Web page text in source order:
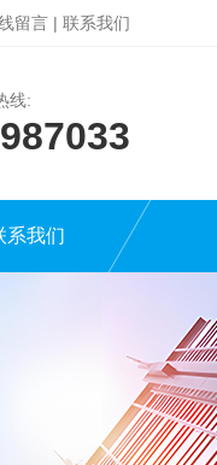
留言 | 联系我们
线:
系我们